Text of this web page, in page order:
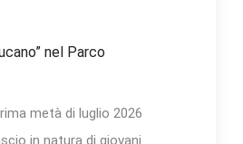
nel Parco
metà di luglio 2026
in natura di giovani